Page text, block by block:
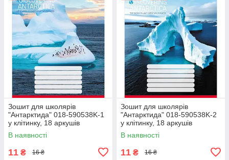
Зошит для школярів
"Антарктида" 018-590538K-1
у клітинку, 18 аркушів
В наявності
11 ₴ 16 ₴
Зошит для школярів
"Антарктида" 018-590538K-2
у клітинку, 18 аркушів
В наявності
11 ₴ 16 ₴